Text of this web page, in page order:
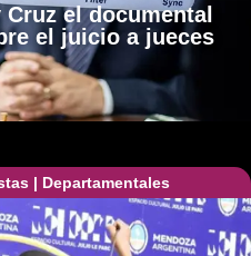
el documental
el juicio a jueces
| Departamentales